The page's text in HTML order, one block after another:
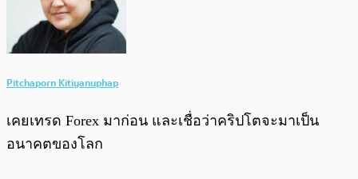
Pitchaporn Kitiyanuphap
เคยเทรด Forex มาก่อน และเชื่อว่าคริปโตจะมาเป็น
อนาคตของโลก